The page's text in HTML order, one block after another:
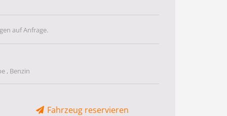
auf Anfrage.
, Benzin
Fahrzeug reservieren